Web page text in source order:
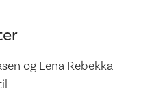
og Lena Rebekka